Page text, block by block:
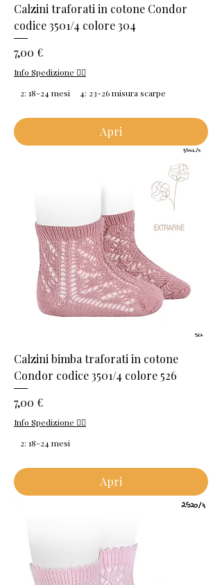
Calzini traforati in cotone Condor
codice 3501/4 colore 304
Prezzo
7,00 €
Info Spedizione 👈🏻
2: 18-24 mesi
4: 23-26 misura scarpe
Apri
Calzini bimba traforati in cotone
Condor codice 3501/4 colore 526
Prezzo
7,00 €
Info Spedizione 👈🏻
2: 18-24 mesi
Apri